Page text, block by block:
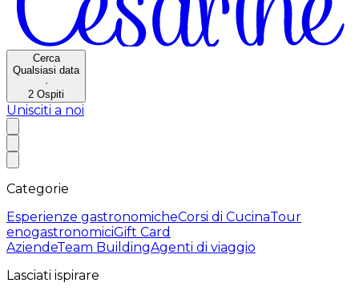
Cerca
Qualsiasi data
·
2 Ospiti
Unisciti a noi
Categorie
Esperienze gastronomicheCorsi di CucinaTour
enogastronomiciGift Card
AziendeTeam BuildingAgenti di viaggio
Lasciati ispirare